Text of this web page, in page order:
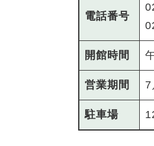
電話番号
開館時間
営業期間 7
駐車場